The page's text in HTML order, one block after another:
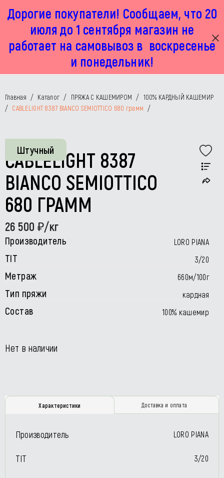
Дорогие покупатели! Сообщаем, что 20
июля до 1 сентября магазин не
работает на самовывоз в воскресенье
и понедельник!
г. Москва, Маленковская 32 стр 2А
пн-пт с 11:00 до 19:00, сб с 11:00 до 17:00
+7 925 449 67 92
Главная / Каталог / ПРЯЖА С КАШЕМИРОМ / 100% КАРДНЫЙ КАШЕМИР
/ CABLELIGHT 8387 BIANCO SEMIOTTICO 680 грамм /
Штучный
CABLELIGHT 8387
BIANCO SEMIOTTICO
680 ГРАММ
26 500 /кг
Производитель LORO PIANA
TIT 3/20
Метраж 660м/100г
Тип пряжи кардная
Состав 100% кашемир
Нет в наличии
Характеристики Доставка и оплата
Производитель LORO PIANA
TIT 3/20